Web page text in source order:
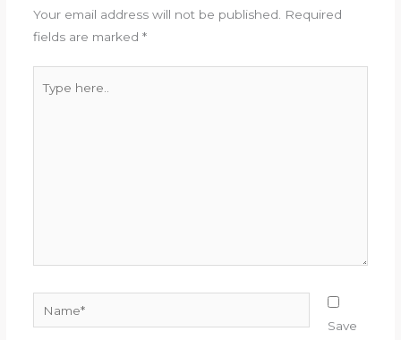
Your email address will not be published.
Required
fields are marked *
here..
Save